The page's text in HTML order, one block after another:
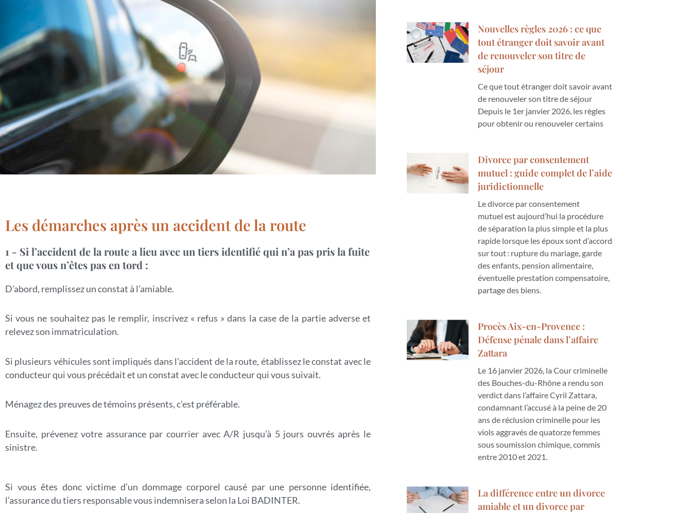
Les démarches après un accident de la route
1 - Si l’accident de la route a lieu avec un tiers identifié qui n’a pas pris la fuite
et que vous n’êtes pas en tord :
D’abord, remplissez un constat à l’amiable.
Si vous ne souhaitez pas le remplir, inscrivez « refus » dans la case de la partie adverse et
relevez son immatriculation.
Si plusieurs véhicules sont impliqués dans l’accident de la route, établissez le constat avec le
conducteur qui vous précédait et un constat avec le conducteur qui vous suivait.
Ménagez des preuves de témoins présents, c’est préférable.
Ensuite, prévenez votre assurance par courrier avec A/R jusqu’à 5 jours ouvrés après le
sinistre.
Si vous êtes donc victime d’un dommage corporel causé par une personne identifiée,
l’assurance du tiers responsable vous indemnisera selon la Loi BADINTER.
Nouvelles règles 2026 : ce que
tout étranger doit savoir avant
de renouveler son titre de
séjour
Ce que tout étranger doit savoir avant
de renouveler son titre de séjour
Depuis le 1er janvier 2026, les règles
pour obtenir ou renouveler certains
Divorce par consentement
mutuel : guide complet de l’aide
juridictionnelle
Le divorce par consentement
mutuel est aujourd’hui la procédure
de séparation la plus simple et la plus
rapide lorsque les époux sont d’accord
sur tout : rupture du mariage, garde
des enfants, pension alimentaire,
éventuelle prestation compensatoire,
partage des biens.
Procès Aix-en-Provence :
Défense pénale dans l’affaire
Zattara
Le 16 janvier 2026, la Cour criminelle
des Bouches-du-Rhône a rendu son
verdict dans l’affaire Cyril Zattara,
condamnant l’accusé à la peine de 20
ans de réclusion criminelle pour les
viols aggravés de quatorze femmes
sous soumission chimique, commis
entre 2010 et 2021.
La différence entre un divorce
amiable et un divorce par